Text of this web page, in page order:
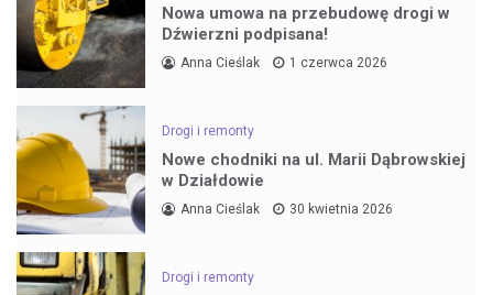
Nowa umowa na przebudowę drogi w
Dźwierzni podpisana!
Anna Cieślak 1 czerwca 2026
Drogi i remonty
Nowe chodniki na ul. Marii Dąbrowskiej
w Działdowie
Anna Cieślak 30 kwietnia 2026
Drogi i remonty